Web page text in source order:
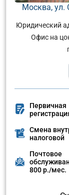
Москва, ул.
Юридический
Офис на
Первичная
Смена
налоговой
Почтовое
800 р./мес.